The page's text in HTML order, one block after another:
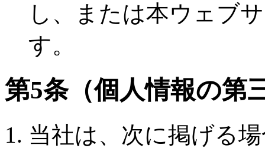
し、または本ウェブ
す。
第5条（個人情報の第
当社は、次に掲げる